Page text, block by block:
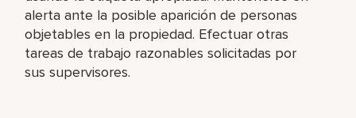
alerta ante la posible aparición de personas
objetables en la propiedad. Efectuar otras
tareas de trabajo razonables solicitadas por
sus supervisores.